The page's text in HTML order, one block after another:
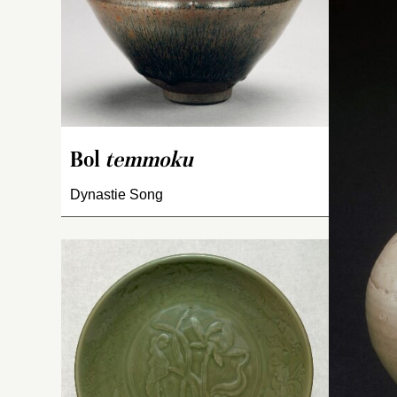
Bol temmoku
Dynastie Song